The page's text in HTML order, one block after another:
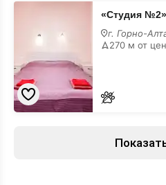
«Студия
студия
«Студия
г. Горно-
270 м от